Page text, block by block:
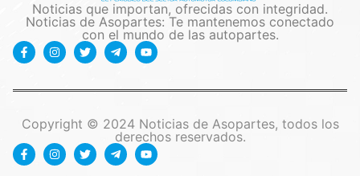
Noticias que importan, ofrecidas con integridad.
Noticias de Asopartes: Te mantenemos conectado
con el mundo de las autopartes.
Copyright © 2024 Noticias de Asopartes, todos los
derechos reservados.